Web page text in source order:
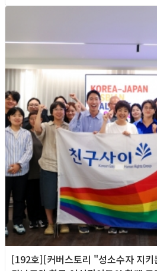
[192호][커버스토리 "성소수자 지